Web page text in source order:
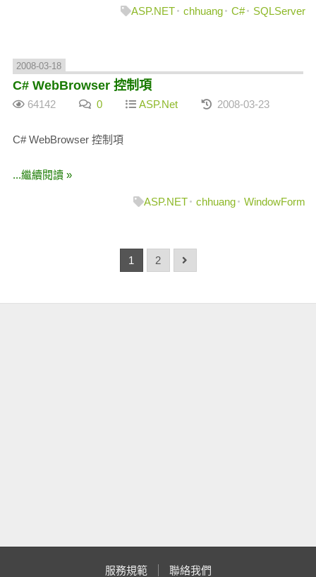
ASP.NET chhuang C# SQLServer
2008-03-18
C# WebBrowser 控制項
64142 0 ASP.Net 2008-03-23
C# WebBrowser 控制項
...繼續閱讀 »
ASP.NET chhuang WindowForm
1 2
服務規範 聯絡我們